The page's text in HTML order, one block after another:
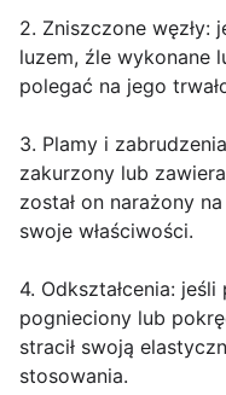
2. Zniszczone węzły:
luzem, źle wykonane
polegać na jego
3. Plamy i
zakurzony lub
został on narażony
swoje właściwości.
4. Odkształcenia:
pognieciony lub
stracił swoją
stosowania.